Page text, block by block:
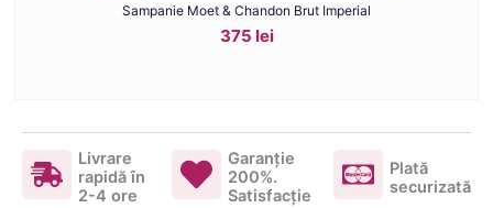
Sampanie Moet & Chandon Brut Imperial
375 lei
Livrare
rapidă în
2-4 ore
Garanţie
200%.
Satisfacţie
Plată
securizată